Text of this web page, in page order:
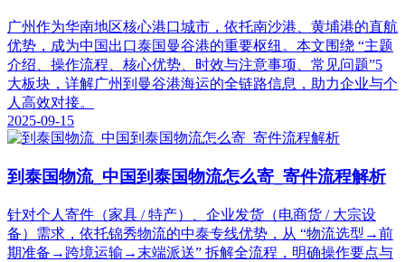
广州作为华南地区核心港口城市，依托南沙港、黄埔港的直航
优势，成为中国出口泰国曼谷港的重要枢纽。本文围绕 “主题
介绍、操作流程、核心优势、时效与注意事项、常见问题”5
大板块，详解广州到曼谷港海运的全链路信息，助力企业与个
人高效对接。
2025-09-15
到泰国物流_中国到泰国物流怎么寄_寄件流程解析
针对个人寄件（家具 / 特产）、企业发货（电商货 / 大宗设
备）需求，依托锦秀物流的中泰专线优势，从 “物流选型→前
期准备→跨境运输→末端派送” 拆解全流程，明确操作要点与